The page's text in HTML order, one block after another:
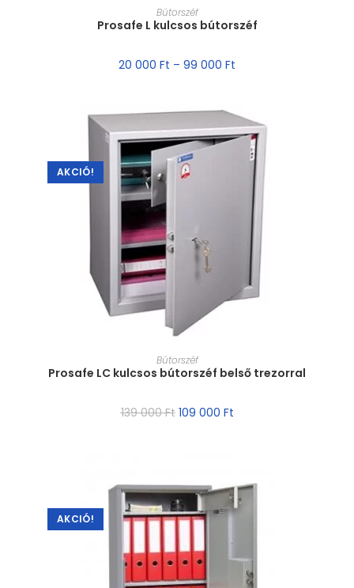
MÉRET VÁLASZTÁSA
Bútorszéf
Prosafe L kulcsos bútorszéf
20 000 Ft – 99 000 Ft
AKCIÓ!
MÉRET VÁLASZTÁSA
Bútorszéf
Prosafe LC kulcsos bútorszéf belső trezorral
139 000Ft 109 000 Ft
AKCIÓ!